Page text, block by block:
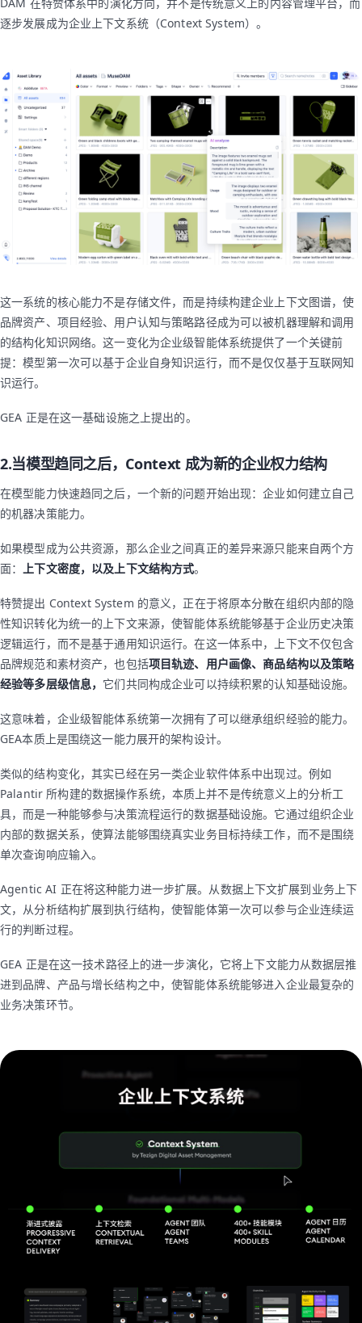
DAM 在特赞体系中的演化方向，并不是传统意义上的内容管理平台，而
逐步发展成为企业上下文系统（Context System）。
这一系统的核心能力不是存储文件，而是持续构建企业上下文图谱，使
品牌资产、项目经验、用户认知与策略路径成为可以被机器理解和调用
的结构化知识网络。这一变化为企业级智能体系统提供了一个关键前
提：模型第一次可以基于企业自身知识运行，而不是仅仅基于互联网知
识运行。
GEA 正是在这一基础设施之上提出的。
2.当模型趋同之后，Context 成为新的企业权力结构
在模型能力快速趋同之后，一个新的问题开始出现：企业如何建立自己
的机器决策能力。
如果模型成为公共资源，那么企业之间真正的差异来源只能来自两个方
面：上下文密度，以及上下文结构方式。
特赞提出 Context System 的意义，正在于将原本分散在组织内部的隐
性知识转化为统一的上下文来源，使智能体系统能够基于企业历史决策
逻辑运行，而不是基于通用知识运行。在这一体系中，上下文不仅包含
品牌规范和素材资产，也包括项目轨迹、用户画像、商品结构以及策略
经验等多层级信息， 它们共同构成企业可以持续积累的认知基础设施。
这意味着，企业级智能体系统第一次拥有了可以继承组织经验的能力。
GEA本质上是围绕这一能力展开的架构设计。
类似的结构变化，其实已经在另一类企业软件体系中出现过。例如
Palantir 所构建的数据操作系统，本质上并不是传统意义上的分析工
具，而是一种能够参与决策流程运行的数据基础设施。它通过组织企业
内部的数据关系，使算法能够围绕真实业务目标持续工作，而不是围绕
单次查询响应输入。
Agentic AI 正在将这种能力进一步扩展。从数据上下文扩展到业务上下
文，从分析结构扩展到执行结构，使智能体第一次可以参与企业连续运
行的判断过程。
GEA 正是在这一技术路径上的进一步演化，它将上下文能力从数据层推
进到品牌、产品与增长结构之中，使智能体系统能够进入企业最复杂的
业务决策环节。